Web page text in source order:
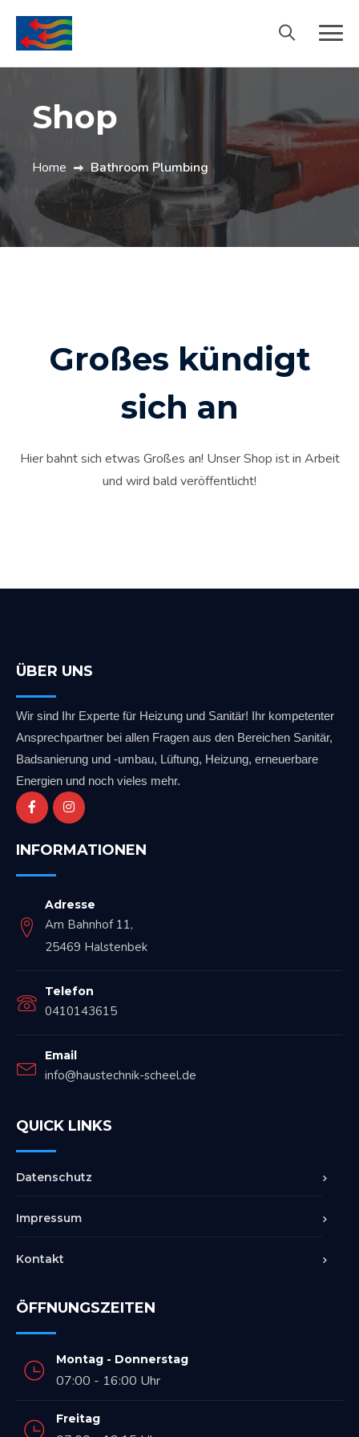
Shop
Home Bathroom Plumbing
Großes kündigt
sich an
Hier bahnt sich etwas Großes an! Unser Shop ist in Arbeit
und wird bald veröffentlicht!
ÜBER UNS
Wir sind Ihr Experte für Heizung und Sanitär! Ihr kompetenter
Ansprechpartner bei allen Fragen aus den Bereichen Sanitär,
Badsanierung und -umbau, Lüftung, Heizung, erneuerbare
Energien und noch vieles mehr.
INFORMATIONEN
Adresse
Am Bahnhof 11,
25469 Halstenbek
Telefon
0410143615
Email
info@haustechnik-scheel.de
QUICK LINKS
Datenschutz
Impressum
Kontakt
ÖFFNUNGSZEITEN
Montag - Donnerstag
07:00 - 16:00 Uhr
Freitag